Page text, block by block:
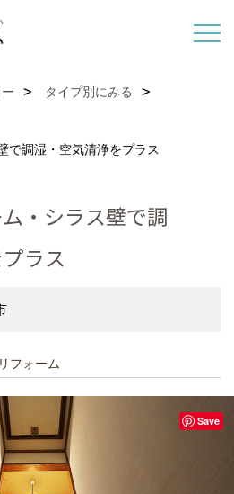
タイプ別にみる
で調湿・空気清浄をプラス
・シラス壁で調
ラス
フォーム
Save